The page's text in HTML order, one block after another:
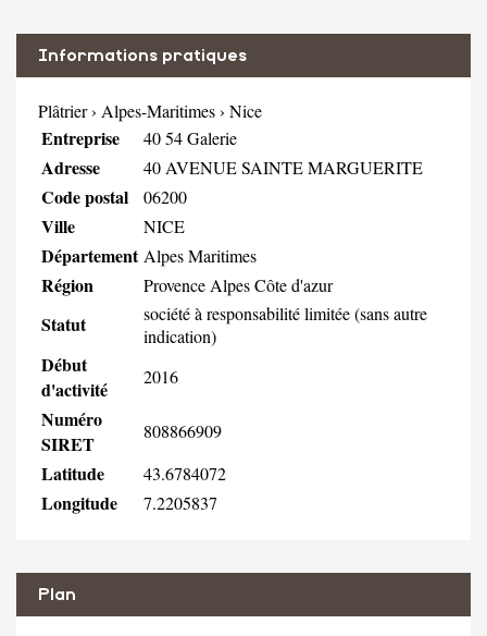
Informations pratiques
Plâtrier› Alpes-Maritimes› Nice
Entreprise 40 54 Galerie
Adresse 40 AVENUE SAINTE MARGUERITE
Code postal 06200
Ville NICE
Département Alpes Maritimes
Région Provence Alpes Côte d'azur
Statut
société à responsabilité limitée (sans autre
indication)
Début
d'activité
2016
Numéro
SIRET
808866909
Latitude 43.6784072
Longitude 7.2205837
Plan